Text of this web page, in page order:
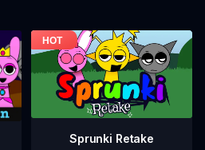
Sprunki Retake